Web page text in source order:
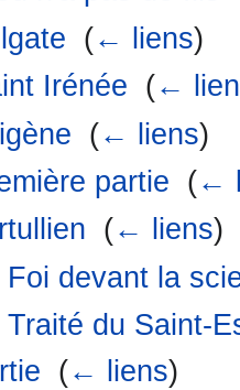
(← liens)
Irénée (←
(← liens)
partie (←
(← liens)
Foi devant la
Traité du Saint-
(← liens)